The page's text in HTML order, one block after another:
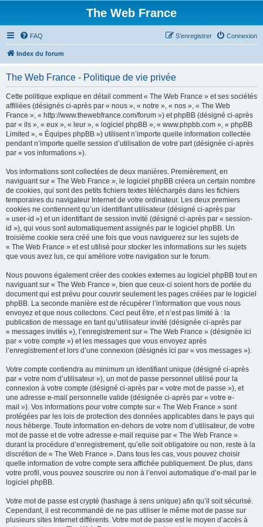
The Web France
FAQ Connexion
S’enregistrer
Index du forum
The Web France - Politique de vie privée
Cette politique explique en détail comment « The Web France » et ses sociétés
affiliées (désignés ci-après par « nous », « notre », « nos », « The Web
France », « http://www.thewebfrance.com/forum ») et phpBB (désigné ci-après
par « ils », « eux », « leur », « logiciel phpBB », « www.phpbb.com », « phpBB
Limited », « Équipes phpBB ») utilisent n’importe quelle information collectée
pendant n’importe quelle session d’utilisation de votre part (désignée ci-après
par « vos informations »).
Vos informations sont collectées de deux manières. Premièrement, en
naviguant sur « The Web France », le logiciel phpBB créera un certain nombre
de cookies, qui sont des petits fichiers textes téléchargés dans les fichiers
temporaires du navigateur Internet de votre ordinateur. Les deux premiers
cookies ne contiennent qu’un identifiant utilisateur (désigné ci-après par
« user-id ») et un identifiant de session invité (désigné ci-après par « session-
id »), qui vous sont automatiquement assignés par le logiciel phpBB. Un
troisième cookie sera créé une fois que vous naviguerez sur les sujets de
« The Web France » et est utilisé pour stocker les informations sur les sujets
que vous avez lus, ce qui améliore votre navigation sur le forum.
Nous pouvons également créer des cookies externes au logiciel phpBB tout en
naviguant sur « The Web France », bien que ceux-ci soient hors de portée du
document qui est prévu pour couvrir seulement les pages créées par le logiciel
phpBB. La seconde manière est de récupérer l’information que vous nous
envoyez et que nous collectons. Ceci peut être, et n’est pas limité à : la
publication de message en tant qu’utilisateur invité (désignée ci-après par
« messages invités »), l’enregistrement sur « The Web France » (désignée ici
par « votre compte ») et les messages que vous envoyez après
l’enregistrement et lors d’une connexion (désignés ici par « vos messages »).
Votre compte contiendra au minimum un identifiant unique (désigné ci-après
par « votre nom d’utilisateur »), un mot de passe personnel utilisé pour la
connexion à votre compte (désigné ci-après par « votre mot de passe »), et
une adresse e-mail personnelle valide (désignée ci-après par « votre e-
mail »). Vos informations pour votre compte sur « The Web France » sont
protégées par les lois de protection des données applicables dans le pays qui
nous héberge. Toute information en-dehors de votre nom d’utilisateur, de votre
mot de passe et de votre adresse e-mail requise par « The Web France »
durant la procédure d’enregistrement, qu’elle soit obligatoire ou non, reste à la
discrétion de « The Web France ». Dans tous les cas, vous pouvez choisir
quelle information de votre compte sera affichée publiquement. De plus, dans
votre profil, vous pouvez souscrire ou non à l’envoi automatique d’e-mail par le
logiciel phpBB.
Votre mot de passe est crypté (hashage à sens unique) afin qu’il soit sécurisé.
Cependant, il est recommandé de ne pas utiliser le même mot de passe sur
plusieurs sites Internet différents. Votre mot de passe est le moyen d’accès à